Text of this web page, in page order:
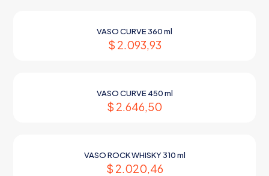
VASO CURVE 360 ml
$ 2.093,93
VASO CURVE 450 ml
$ 2.646,50
VASO ROCK WHISKY 310 ml
$ 2.020,46